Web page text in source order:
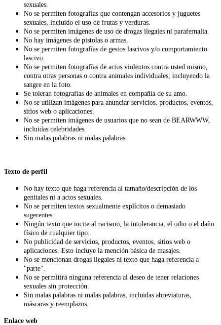
sexuales.
No se permiten fotografías que contengan accesorios y juguetes
sexuales, incluido el uso de frutas y verduras.
No se permiten imágenes de uso de drogas ilegales ni parafernalia.
No hay imágenes de pistolas o armas.
No se permiten fotografías de gestos lascivos y/o comportamiento
lascivo.
No se permiten fotografías de actos violentos contra usted mismo,
contra otras personas o contra animales individuales; incluyendo la
sangre en la foto.
Se toleran fotografías de animales en compañía de su amo.
No se utilizan imágenes para anunciar servicios, productos, eventos,
sitios web o aplicaciones.
No se permiten imágenes de usuarios que no sean de BEARWWW,
incluidas celebridades.
Sin malas palabras ni malas palabras.
Texto de perfil
No hay texto que haga referencia al tamaño/descripción de los
genitales ni a actos sexuales.
No se permiten textos sexualmente explícitos o demasiado
sugerentes.
Ningún texto que incite al racismo, la intolerancia, el odio o el daño
físico de cualquier tipo.
No publicidad de servicios, productos, eventos, sitios web o
aplicaciones. Esto incluye la mención básica de masajes.
No se mencionan drogas ilegales ni texto que haga referencia a
"parte".
No se permitirá ninguna referencia al deseo de tener relaciones
sexuales sin protección.
Sin malas palabras ni malas palabras, incluidas abreviaturas,
máscaras y reemplazos.
Enlace web